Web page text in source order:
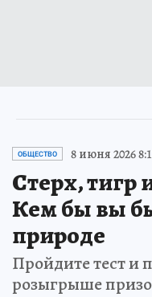
ОБЩЕСТВО 8 июня 2026
Стерх, тигр
Кем бы вы
природе
Пройдите тест и
розыгрыше